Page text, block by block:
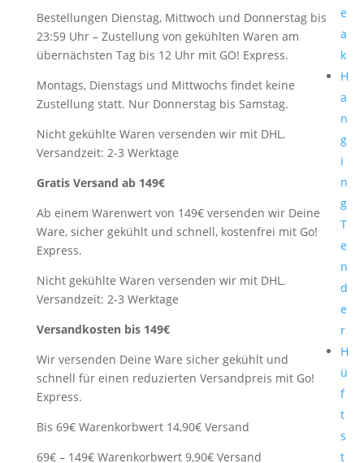
e
a
k
H
a
n
g
i
n
g
T
e
n
d
e
r
H
ü
f
t
s
t
Bestellungen Dienstag, Mittwoch und Donnerstag bis
23:59 Uhr – Zustellung von gekühlten Waren am
übernächsten Tag bis 12 Uhr mit GO! Express.
Montags, Dienstags und Mittwochs findet keine
Zustellung statt. Nur Donnerstag bis Samstag.
Nicht gekühlte Waren versenden wir mit DHL.
Versandzeit: 2-3 Werktage
Gratis Versand ab 149€
Ab einem Warenwert von 149€ versenden wir Deine
Ware, sicher gekühlt und schnell, kostenfrei mit Go!
Express.
Nicht gekühlte Waren versenden wir mit DHL.
Versandzeit: 2-3 Werktage
Versandkosten bis 149€
Wir versenden Deine Ware sicher gekühlt und
schnell für einen reduzierten Versandpreis mit Go!
Express.
Bis 69€ Warenkorbwert 14,90€ Versand
69€ – 149€ Warenkorbwert 9,90€ Versand